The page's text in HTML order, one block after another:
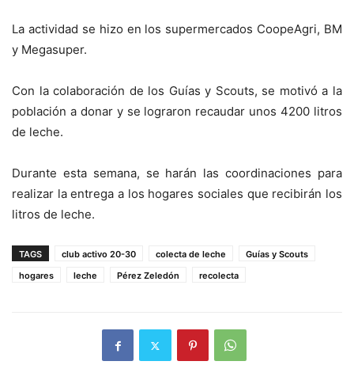
La actividad se hizo en los supermercados CoopeAgri, BM
y Megasuper.
Con la colaboración de los Guías y Scouts, se motivó a la
población a donar y se lograron recaudar unos 4200 litros
de leche.
Durante esta semana, se harán las coordinaciones para
realizar la entrega a los hogares sociales que recibirán los
litros de leche.
TAGS club activo 20-30 colecta de leche
Guías y Scouts
hogares
leche Pérez Zeledón recolecta